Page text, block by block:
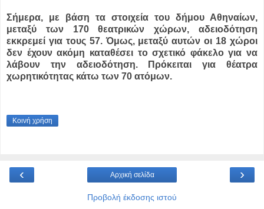
Σήμερα, με βάση τα στοιχεία του δήμου Αθηναίων,
μεταξύ των 170 θεατρικών χώρων, αδειοδότηση
εκκρεμεί για τους 57. Όμως, μεταξύ αυτών οι 18 χώροι
δεν έχουν ακόμη καταθέσει το σχετικό φάκελο για να
λάβουν την αδειοδότηση. Πρόκειται για θέατρα
χωρητικότητας κάτω των 70 ατόμων.
Κοινή χρήση
‹ ›
Αρχική σελίδα
Προβολή έκδοσης ιστού